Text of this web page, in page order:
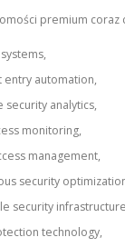
premium coraz
entry automation,
security analytics,
monitoring,
management,
security
security
technology,